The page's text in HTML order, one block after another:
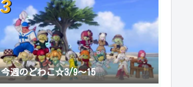
今週のどわこ☆3/9～15